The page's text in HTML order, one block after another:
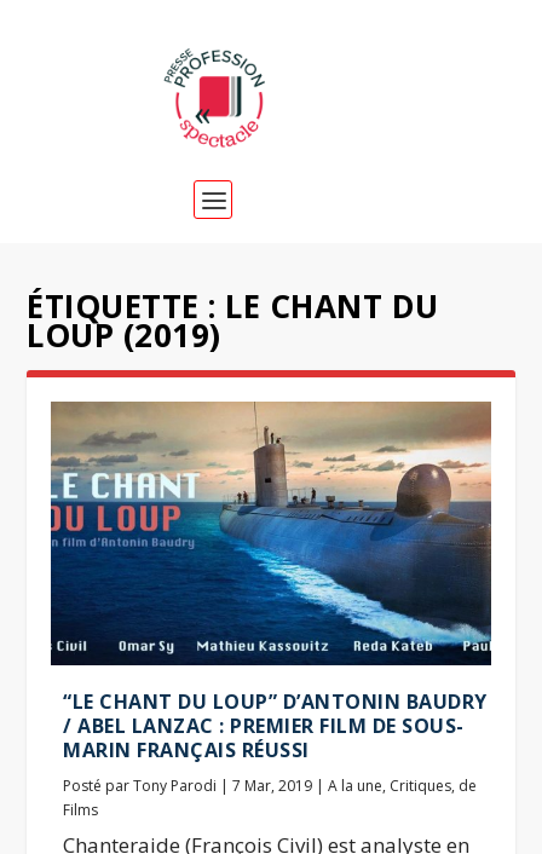
ÉTIQUETTE : LE CHANT DU
LOUP (2019)
“LE CHANT DU LOUP” D’ANTONIN BAUDRY
/ ABEL LANZAC : PREMIER FILM DE SOUS-
MARIN FRANÇAIS RÉUSSI
Posté parTony Parodi |7 Mar, 2019 |A la une, Critiques, de
Films
Chanteraide (François Civil) est analyste en